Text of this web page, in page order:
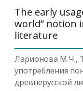
The early
world” notion
literature
Ларионова М.Ч.,
употребления
древнерусской